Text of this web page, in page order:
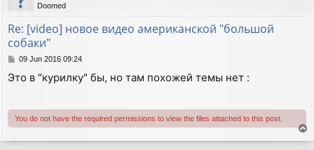
Doomed
Re: [video] новое видео американской "большой
собаки"
P
s
09 Jun 2016 09:24
Это в "курилку" бы, но там похожей темы нет :
You do not have the required permissions to view the files attached to this post.
o